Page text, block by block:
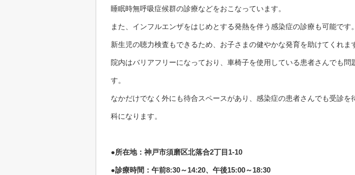
睡眠時無呼吸症候群の診療などをおこなっています。
また、インフルエンザをはじめとする発熱を伴う感染症の診療も可能です。
新生児の聴力検査もできるため、お子さまの健やかな発育を助けてくれま
院内はバリアフリーになっており、車椅子を使用している患者さんでも問
す。
なかだけでなく外にも待合スペースがあり、感染症の患者さんでも受診を
科になります。
●所在地：神戸市須磨区北落合2丁目1-10
●診療時間：午前8:30～14:20、午後15:00～18:30